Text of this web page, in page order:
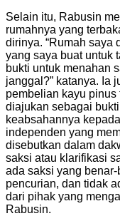
Selain itu, Rabusin
rumahnya yang
dirinya. “Rumah saya
yang saya buat untuk
bukti untuk menahan
janggal?” katanya. Ia
pembelian kayu pinus
diajukan sebagai
keabsahannya
independen yang
disebutkan dalam
saksi atau klarifikasi
ada saksi yang
pencurian, dan tidak
dari pihak yang
Rabusin.